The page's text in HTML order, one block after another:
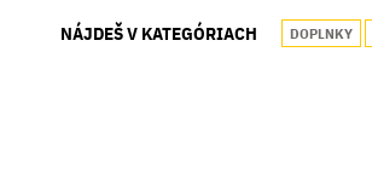
NÁJDEŠ V KATEGÓRIACH DOPLNKY